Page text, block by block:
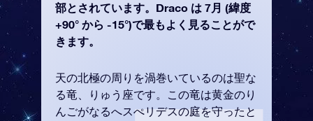
部とされています。Draco は 7月 (緯度
+90° から -15°)で最もよく見ることがで
きます。
天の北極の周りを渦巻いているのは聖な
る竜、りゅう座です。この竜は黄金のり
んごがなるへスぺリデスの庭を守ったと